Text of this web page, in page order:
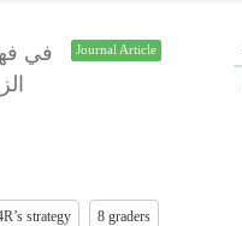
Journal Article
strategy 8 graders